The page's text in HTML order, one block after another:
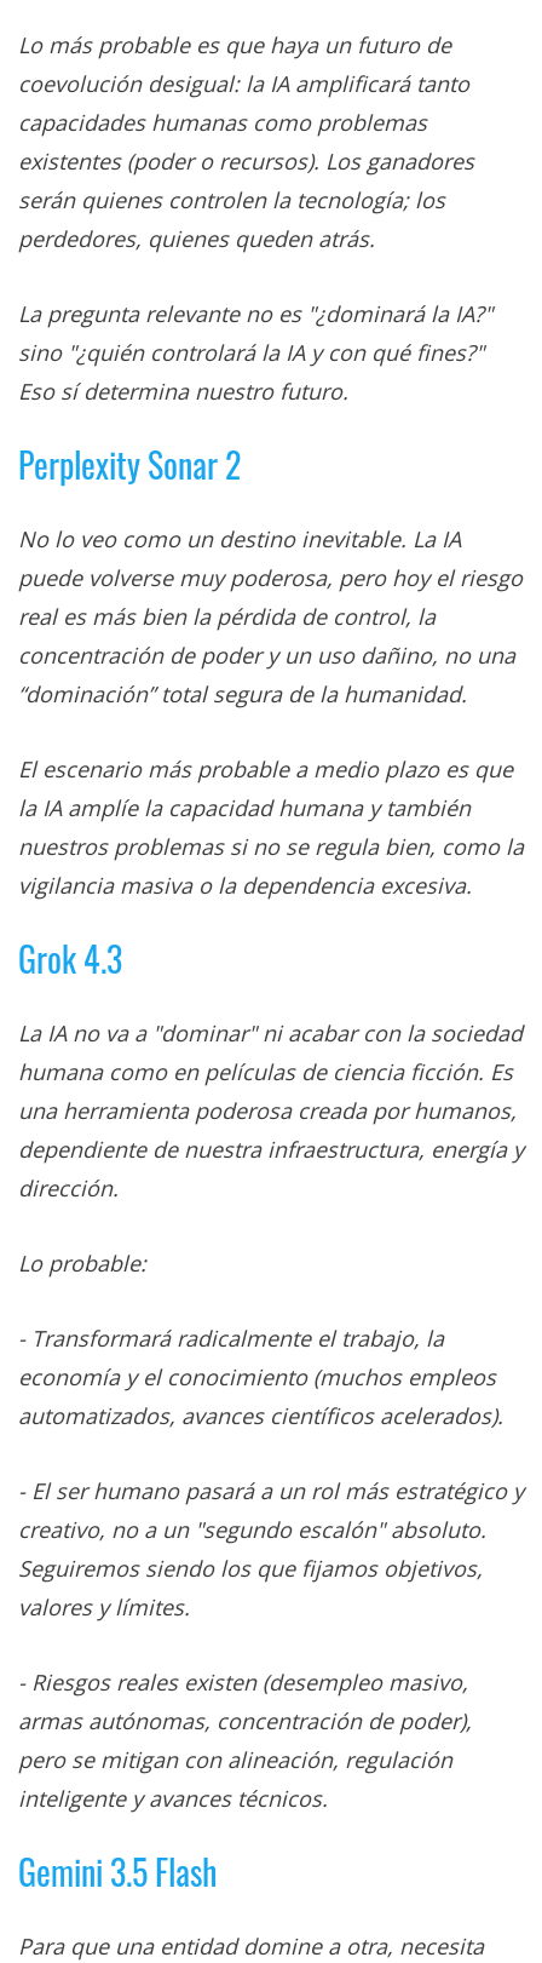
Lo más probable es que haya un futuro de
coevolución desigual: la IA amplificará tanto
capacidades humanas como problemas
existentes (poder o recursos). Los ganadores
serán quienes controlen la tecnología; los
perdedores, quienes queden atrás.
La pregunta relevante no es "¿dominará la IA?"
sino "¿quién controlará la IA y con qué fines?"
Eso sí determina nuestro futuro.
Perplexity Sonar 2
No lo veo como un destino inevitable. La IA
puede volverse muy poderosa, pero hoy el riesgo
real es más bien la pérdida de control, la
concentración de poder y un uso dañino, no una
“dominación” total segura de la humanidad.
El escenario más probable a medio plazo es que
la IA amplíe la capacidad humana y también
nuestros problemas si no se regula bien, como la
vigilancia masiva o la dependencia excesiva.
Grok 4.3
La IA no va a "dominar" ni acabar con la sociedad
humana como en películas de ciencia ficción. Es
una herramienta poderosa creada por humanos,
dependiente de nuestra infraestructura, energía y
dirección.
Lo probable:
- Transformará radicalmente el trabajo, la
economía y el conocimiento (muchos empleos
automatizados, avances científicos acelerados).
- El ser humano pasará a un rol más estratégico y
creativo, no a un "segundo escalón" absoluto.
Seguiremos siendo los que fijamos objetivos,
valores y límites.
- Riesgos reales existen (desempleo masivo,
armas autónomas, concentración de poder),
pero se mitigan con alineación, regulación
inteligente y avances técnicos.
Gemini 3.5 Flash
Para que una entidad domine a otra, necesita